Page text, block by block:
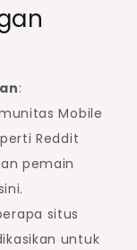
:
Mobile
Reddit
pemain
situs
untuk